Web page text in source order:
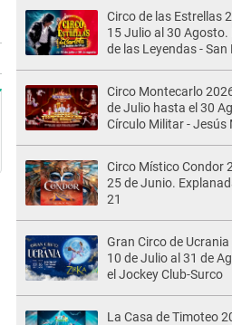
Circo de las Estrellas
15 Julio al 30 Agosto.
de las Leyendas - San
Circo Montecarlo
de Julio hasta el 30
Círculo Militar - Jesús
Circo Místico Condor
25 de Junio.
21
Gran Circo de Ucrania
10 de Julio al 31 de
el Jockey Club-Surco
La Casa de Timoteo